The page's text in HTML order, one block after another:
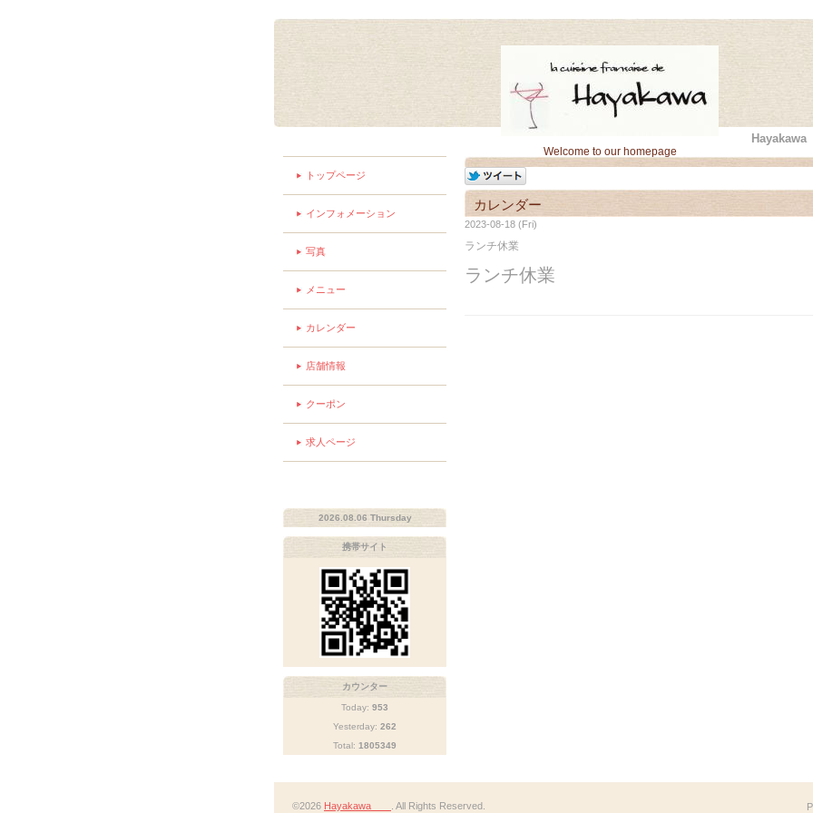
Welcome to our homepage
カレンダー
2023-08-18 (Fri)
ランチ休業
ランチ休業
トップページ
インフォメーション
写真
メニュー
カレンダー
店舗情報
クーポン
求人ページ
2026.08.06 Thursday
携帯サイト
カウンター
Today: 953
Yesterday: 262
Total: 1805349
©2026 Hayakawa . All Rights Reserved.